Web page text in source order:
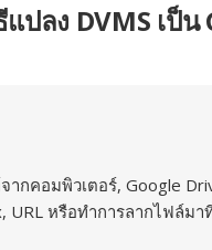
ปลง DVMS เป็น
ากคอมพิวเตอร์, Google
URL หรือทำการลากไฟล์มา